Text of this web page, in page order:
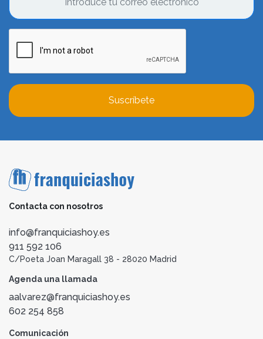
Suscríbete
Contacta con nosotros
info@franquiciashoy.es
911 592 106
C/Poeta Joan Maragall 38 - 28020 Madrid
Agenda una llamada
aalvarez@franquiciashoy.es
602 254 858
Comunicación